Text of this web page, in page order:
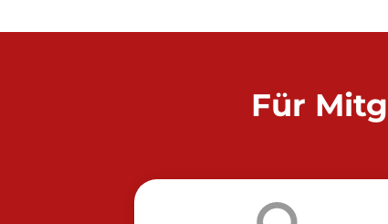
Für